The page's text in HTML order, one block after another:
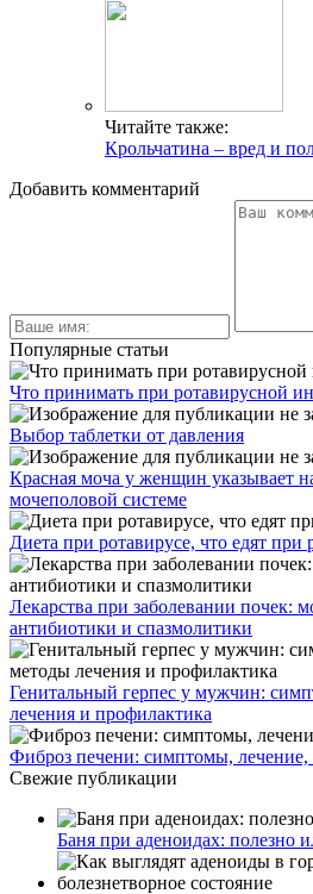
Читайте также:
Крольчатина – вред и
Добавить комментарий
Популярные статьи
Что принимать при ротавирусной
Выбор таблетки от давления
Красная моча у женщин указывает
мочеполовой системе
Диета при ротавирусе, что едят при
Лекарства при заболевании почек:
антибиотики и спазмолитики
Генитальный герпес у мужчин:
лечения и профилактика
Фиброз печени: симптомы, лечение,
Свежие публикации
Баня при аденоидах: полезно